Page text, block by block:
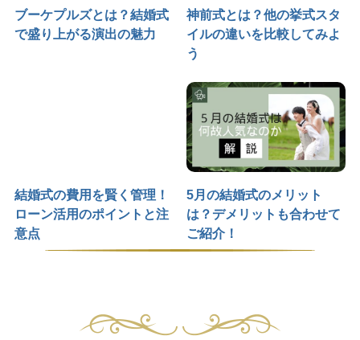
ブーケプルズとは？結婚式
で盛り上がる演出の魅力
神前式とは？他の挙式スタ
イルの違いを比較してみよ
う
結婚式の費用を賢く管理！
ローン活用のポイントと注
意点
5月の結婚式のメリット
は？デメリットも合わせて
ご紹介！